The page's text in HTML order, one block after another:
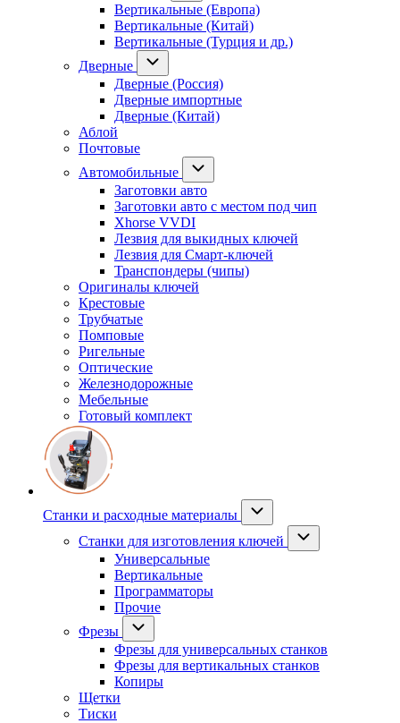
Вертикальные (Европа)
Вертикальные (Китай)
Вертикальные (Турция и др.)
Дверные
Дверные (Россия)
Дверные импортные
Дверные (Китай)
Аблой
Почтовые
Автомобильные
Заготовки авто
Заготовки авто с местом под чип
Xhorse VVDI
Лезвия для выкидных ключей
Лезвия для Смарт-ключей
Транспондеры (чипы)
Оригиналы ключей
Крестовые
Трубчатые
Помповые
Ригельные
Оптические
Железнодорожные
Мебельные
Готовый комплект
Станки и расходные материалы
Станки для изготовления ключей
Универсальные
Вертикальные
Программаторы
Прочие
Фрезы
Фрезы для универсальных станков
Фрезы для вертикальных станков
Копиры
Щетки
Тиски